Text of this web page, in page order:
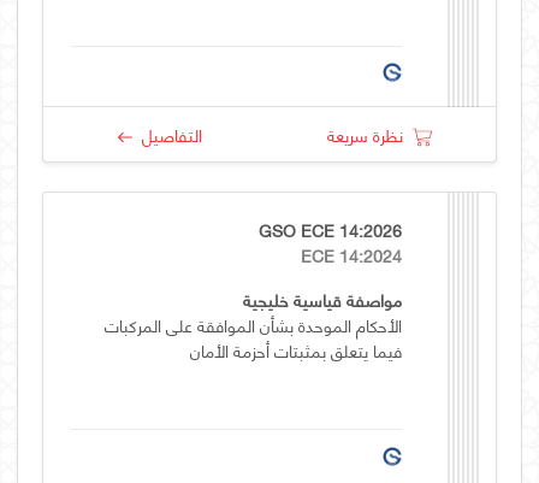
نظرة سريعة التفاصيل
GSO ECE 14:2026
ECE 14:2024
مواصفة قياسية خليجية
الأحكام الموحدة بشأن الموافقة على المركبات
فيما يتعلق بمثبتات أحزمة الأمان